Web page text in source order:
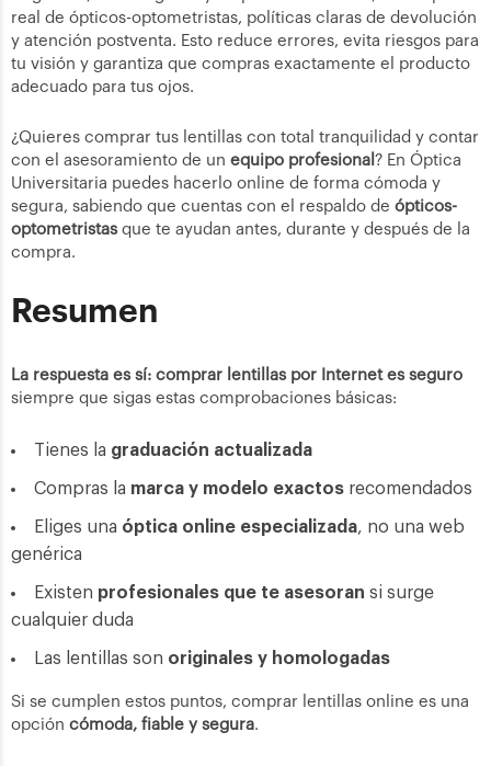
real de ópticos-optometristas, políticas claras de devolución
y atención postventa. Esto reduce errores, evita riesgos para
tu visión y garantiza que compras exactamente el producto
adecuado para tus ojos.
¿Quieres comprar tus lentillas con total tranquilidad y contar
con el asesoramiento de un equipo profesional ? En Óptica
Universitaria puedes hacerlo online de forma cómoda y
segura, sabiendo que cuentas con el respaldo de ópticos-
optometristasque te ayudan antes, durante y después de la
compra.
Resumen
La respuesta es sí: comprar lentillas por Internet es seguro
siempre que sigas estas comprobaciones básicas:
Tienes la graduación actualizada
Compras la marca y modelo exactos recomendados
Eliges una óptica online especializada, no una web
genérica
Existen profesionales que te asesoran si surge
cualquier duda
Las lentillas son originales y homologadas
Si se cumplen estos puntos, comprar lentillas online es una
opción cómoda, fiable y segura.